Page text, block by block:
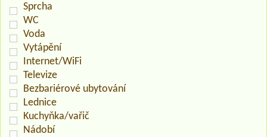
Sprcha
WC
Voda
Vytápění
Internet/WiFi
Televize
Bezbariérové ubytování
Lednice
Kuchyňka/vařič
Nádobí